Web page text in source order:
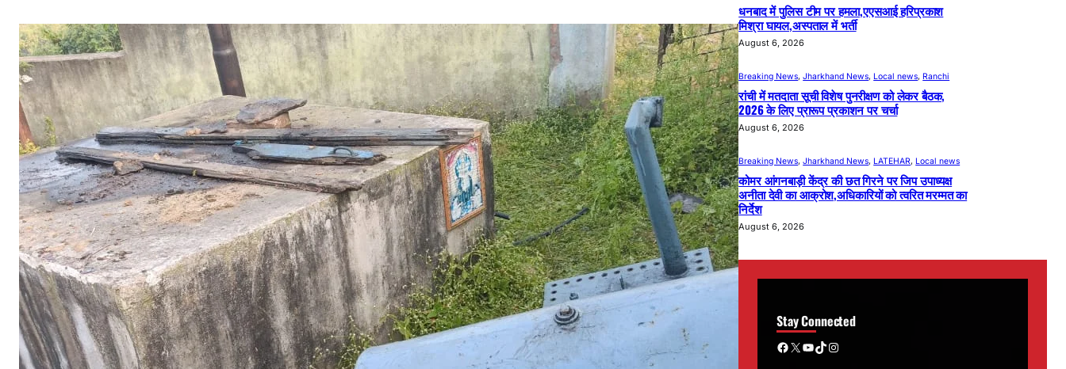
गो
मि
बां
पं
चा
य
त
के
र
वा
नी
टो
ला
में
ट्रां
धनबाद में पुलिस टीम पर हमला,एएसआई हरिप्रकाश
मिश्रा घायल,अस्पताल में भर्ती
August 6, 2026
Breaking News, Jharkhand News, Local news, Ranchi
रांची में मतदाता सूची विशेष पुनरीक्षण को लेकर बैठक,
2026 के लिए प्रारूप प्रकाशन पर चर्चा
August 6, 2026
Breaking News, Jharkhand News, LATEHAR, Local news
कोमर आंगनबाड़ी केंद्र की छत गिरने पर जिप उपाध्यक्ष
अनीता देवी का आक्रोश,अधिकारियों को त्वरित मरम्मत का
निर्देश
August 6, 2026
Stay Connected
Facebook X YouTube TikTok Instagram